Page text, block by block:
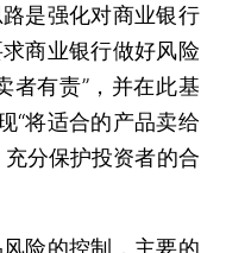
是强化对商业银行
商业银行做好风险
者有责”，并在此基
“将适合的产品卖给
分保护投资者的合
险的控制，主要的